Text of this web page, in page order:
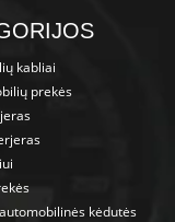
kabliai
prekės
kėdutės